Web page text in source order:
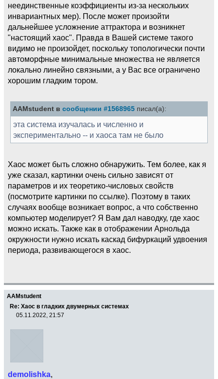
неединственные коэффициенты из-за нескольких
инвариантных мер). После может произойти
дальнейшее усложнение аттрактора и возникнет
"настоящий хаос". Правда в Вашей системе такого
видимо не произойдет, поскольку топологически почти
автоморфные минимальные множества не является
локально линейно связными, а у Вас все ограничено
хорошим гладким тором.
AAMstudent в сообщении #1568965 писал(а):
эта система изучалась и численно и
экспериментально -- и хаоса там не было
Хаос может быть сложно обнаружить. Тем более, как я
уже сказал, картинки очень сильно зависят от
параметров и их теоретико-числовых свойств
(посмотрите картинки по ссылке). Поэтому в таких
случаях вообще возникает вопрос, а что собственно
компьютер моделирует? Я Вам дал наводку, где хаос
можно искать. Также как в отображении Арнольда
окружности нужно искать каскад бифуркаций удвоения
периода, развивающегося в хаос.
AAMstudent
Re: Хаос в гладких двумерных системах
05.11.2022, 21:57
demolishka,